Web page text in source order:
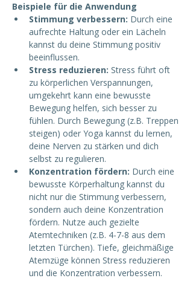
Beispiele für die Anwendung
Stimmung verbessern: Durch eine
aufrechte Haltung oder ein Lächeln
kannst du deine Stimmung positiv
beeinflussen.
Stress reduzieren: Stress führt oft
zu körperlichen Verspannungen,
umgekehrt kann eine bewusste
Bewegung helfen, sich besser zu
fühlen. Durch Bewegung (z.B. Treppen
steigen) oder Yoga kannst du lernen,
deine Nerven zu stärken und dich
selbst zu regulieren.
Konzentration fördern: Durch eine
bewusste Körperhaltung kannst du
nicht nur die Stimmung verbessern,
sondern auch deine Konzentration
fördern. Nutze auch gezielte
Atemtechniken (z.B. 4-7-8 aus dem
letzten Türchen). Tiefe, gleichmäßige
Atemzüge können Stress reduzieren
und die Konzentration verbessern.